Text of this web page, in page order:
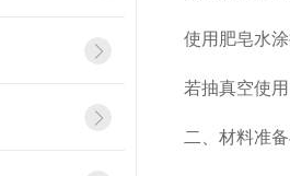
使用肥皂水
若抽真空使
二、材料准